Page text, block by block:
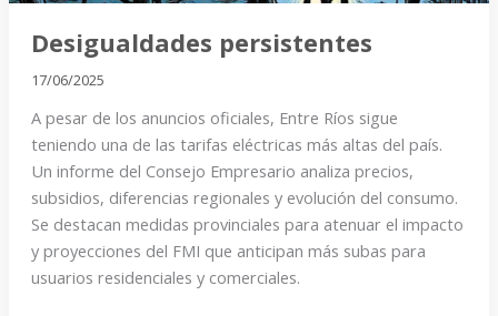
Desigualdades persistentes
17/06/2025
A pesar de los anuncios oficiales, Entre Ríos sigue
teniendo una de las tarifas eléctricas más altas del país.
Un informe del Consejo Empresario analiza precios,
subsidios, diferencias regionales y evolución del consumo.
Se destacan medidas provinciales para atenuar el impacto
y proyecciones del FMI que anticipan más subas para
usuarios residenciales y comerciales.